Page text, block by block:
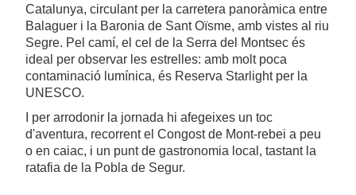
Catalunya, circulant per la carretera panoràmica entre
Balaguer i la Baronia de Sant Oïsme, amb vistes al riu
Segre. Pel camí, el cel de la Serra del Montsec és
ideal per observar les estrelles: amb molt poca
contaminació lumínica, és Reserva Starlight per la
UNESCO.
I per arrodonir la jornada hi afegeixes un toc
d'aventura, recorrent el Congost de Mont-rebei a peu
o en caiac, i un punt de gastronomia local, tastant la
ratafia de la Pobla de Segur.